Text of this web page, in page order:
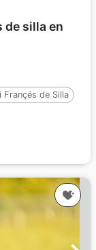
de silla en
Françés de Silla